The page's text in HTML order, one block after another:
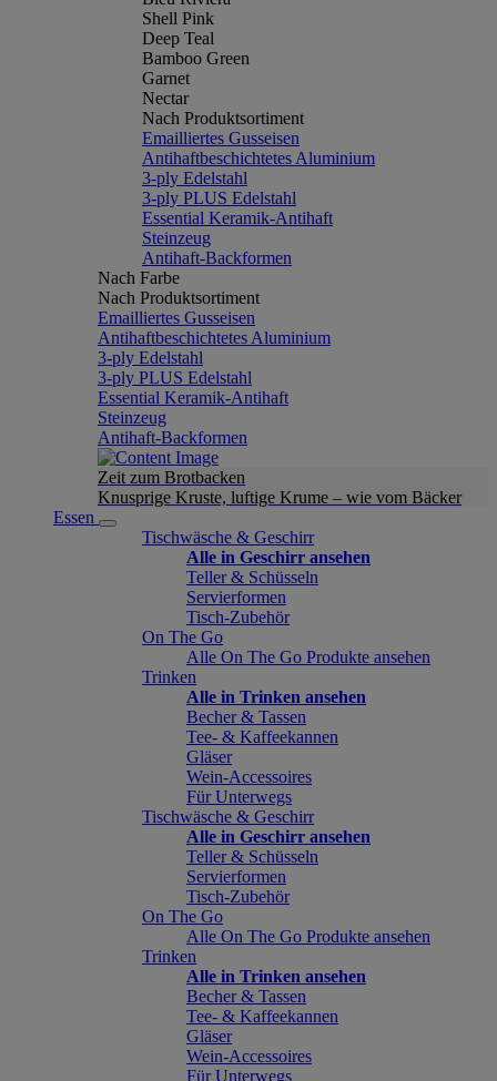
Shell Pink
Deep Teal
Bamboo Green
Garnet
Nectar
Nach Produktsortiment
Emailliertes Gusseisen
Antihaftbeschichtetes Aluminium
3-ply Edelstahl
3-ply PLUS Edelstahl
Essential Keramik-Antihaft
Steinzeug
Antihaft-Backformen
Nach Farbe
Nach Produktsortiment
Emailliertes Gusseisen
Antihaftbeschichtetes Aluminium
3-ply Edelstahl
3-ply PLUS Edelstahl
Essential Keramik-Antihaft
Steinzeug
Antihaft-Backformen
Zeit zum Brotbacken
Knusprige Kruste, luftige Krume – wie vom Bäcker
Essen
Tischwäsche & Geschirr
Alle in Geschirr ansehen
Teller & Schüsseln
Servierformen
Tisch-Zubehör
On The Go
Alle On The Go Produkte ansehen
Trinken
Alle in Trinken ansehen
Becher & Tassen
Tee- & Kaffeekannen
Gläser
Wein-Accessoires
Für Unterwegs
Tischwäsche & Geschirr
Alle in Geschirr ansehen
Teller & Schüsseln
Servierformen
Tisch-Zubehör
On The Go
Alle On The Go Produkte ansehen
Trinken
Alle in Trinken ansehen
Becher & Tassen
Tee- & Kaffeekannen
Gläser
Wein-Accessoires
Für Unterwegs